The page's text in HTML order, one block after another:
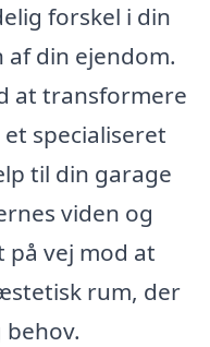
forskel i din
din ejendom.
at transformere
specialiseret
til din garage
viden og
vej mod at
rum, der